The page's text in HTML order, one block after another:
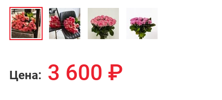
Цена: 3 600 ₽